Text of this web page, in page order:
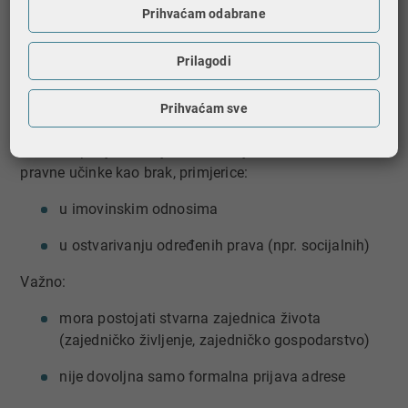
najmanje 3 godine ili
kraće, ako je u toj zajednici rođeno zajedničko
Što to znači u praksi?
pravne učinke kao brak, primjerice:
u imovinskim odnosima
u ostvarivanju određenih prava (npr. socijalnih)
Važno:
mora postojati stvarna zajednica života
(zajedničko življenje, zajedničko gospodarstvo)
nije dovoljna samo formalna prijava adrese
Prihvaćam odabrane
Prilagodi
Prihvaćam sve